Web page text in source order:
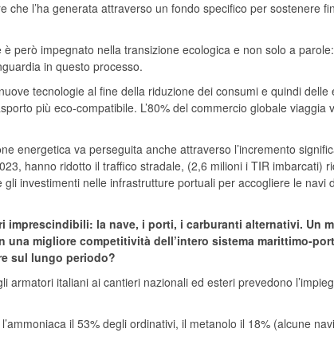
che l’ha generata attraverso un fondo specifico per sostenere
però impegnato nella transizione ecologica e non solo a
in questo processo.
tecnologie al fine della riduzione dei consumi e quindi delle
più eco-compatibile. L’80% del commercio globale viaggia
energetica va perseguita anche attraverso l’incremento
hanno ridotto il traffico stradale, (2,6 milioni i TIR imbarcati)
investimenti nelle infrastrutture portuali per accogliere le navi
imprescindibili: la nave, i porti, i carburanti alternativi. Un
migliore competitività dell’intero sistema marittimo-
sul lungo periodo?
armatori italiani ai cantieri nazionali ed esteri prevedono
il 53% degli ordinativi, il metanolo il 18% (alcune